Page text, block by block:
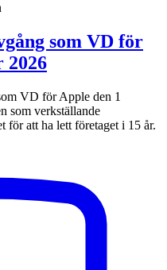
som VD för
2026
VD för Apple den 1
som verkställande
för att ha lett företaget i 15 år.